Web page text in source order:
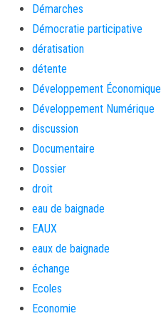
Démarches
Démocratie participative
dératisation
détente
Développement Économique
Développement Numérique
discussion
Documentaire
Dossier
droit
eau de baignade
EAUX
eaux de baignade
échange
Ecoles
Economie